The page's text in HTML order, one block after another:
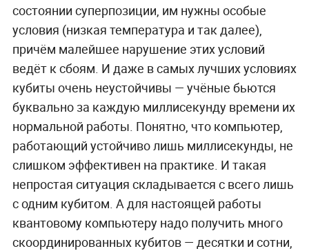
состоянии суперпозиции, им нужны особые
условия (низкая температура и так далее),
причём малейшее нарушение этих условий
ведёт к сбоям. И даже в самых лучших условиях
кубиты очень неустойчивы — учёные бьются
буквально за каждую миллисекунду времени их
нормальной работы. Понятно, что компьютер,
работающий устойчиво лишь миллисекунды, не
слишком эффективен на практике. И такая
непростая ситуация складывается с всего лишь
с одним кубитом. А для настоящей работы
квантовому компьютеру надо получить много
скоординированных кубитов — десятки и сотни,